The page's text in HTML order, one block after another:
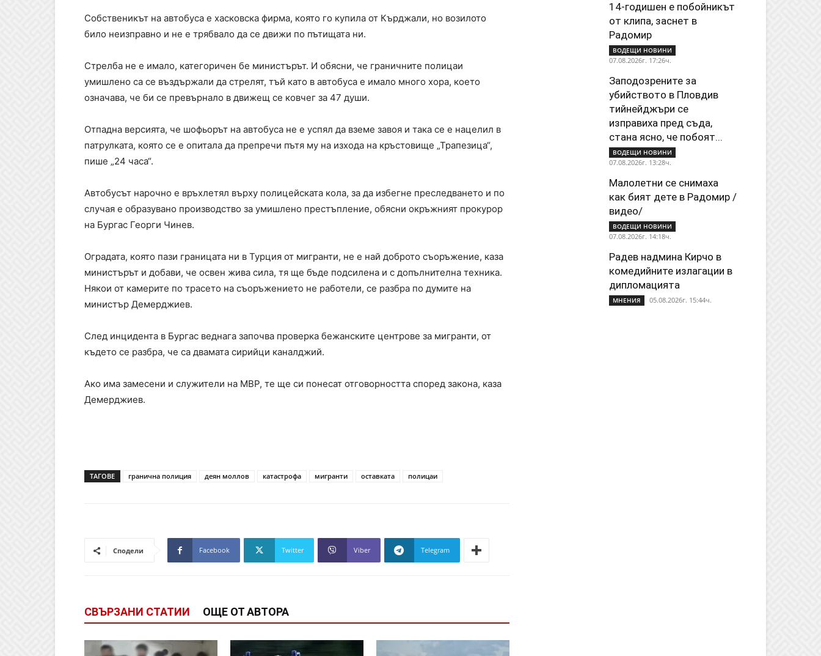
Собственикът на автобуса е хасковска фирма, която го купила от Кърджали, но возилото
било неизправно и не е трябвало да се движи по пътищата ни.
Стрелба не е имало, категоричен бе министърът. И обясни, че граничните полицаи
умишлено са се въздържали да стрелят, тъй като в автобуса е имало много хора, което
означава, че би се превърнало в движещ се ковчег за 47 души.
Отпадна версията, че шофьорът на автобуса не е успял да вземе завоя и така се е нацелил в
патрулката, която се е опитала да препречи пътя му на изхода на кръстовище „Трапезица“,
пише „24 часа“.
Автобусът нарочно е връхлетял върху полицейската кола, за да избегне преследването и по
случая е образувано производство за умишлено престъпление, обясни окръжният прокурор
на Бургас Георги Чинев.
Оградата, която пази границата ни в Турция от мигранти, не е най доброто съоръжение, каза
министърът и добави, че освен жива сила, тя ще бъде подсилена и с допълнителна техника.
Някои от камерите по трасето на съоръжението не работели, се разбра по думите на
министър Демерджиев.
След инцидента в Бургас веднага започва проверка бежанските центрове за мигранти, от
където се разбра, че са двамата сирийци каналджий.
Ако има замесени и служители на МВР, те ще си понесат отговорността според закона, каза
Демерджиев.
ТАГОВЕ гранична полиция деян моллов катастрофа мигранти оставката полицаи
Сподели Facebook Twitter Viber Telegram
СВЪРЗАНИ СТАТИИ ОЩЕ ОТ АВТОРА
14-годишен е побойникът
от клипа, заснет в
Радомир
ВОДЕЩИ НОВИНИ
07.08.2026г. 17:26ч.
Заподозрените за
убийството в Пловдив
тийнейджъри се
изправиха пред съда,
стана ясно, че побоят...
ВОДЕЩИ НОВИНИ
07.08.2026г. 13:28ч.
Малолетни се снимаха
как бият дете в Радомир /
видео/
ВОДЕЩИ НОВИНИ
07.08.2026г. 14:18ч.
Радев надмина Кирчо в
комедийните излагации в
дипломацията
МНЕНИЯ 05.08.2026г. 15:44ч.